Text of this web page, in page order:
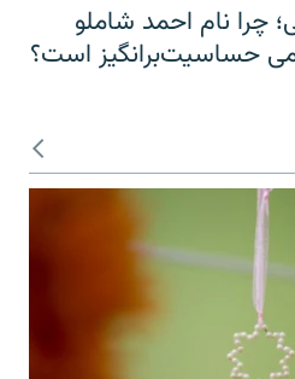
چرا نام احمد شاملو
حساسیت‌برانگیز است؟